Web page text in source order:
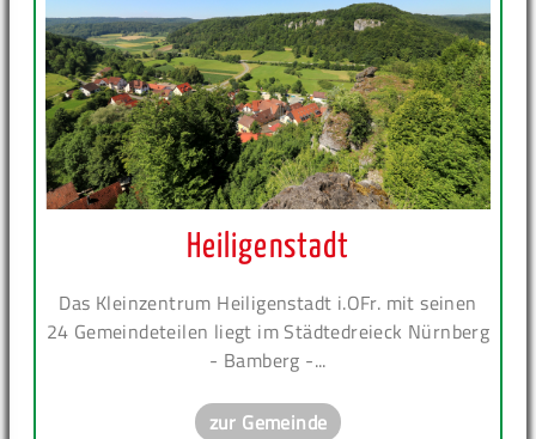
Heiligenstadt
Das Kleinzentrum Heiligenstadt i.OFr. mit seinen
24 Gemeindeteilen liegt im Städtedreieck Nürnberg
- Bamberg -...
zur Gemeinde